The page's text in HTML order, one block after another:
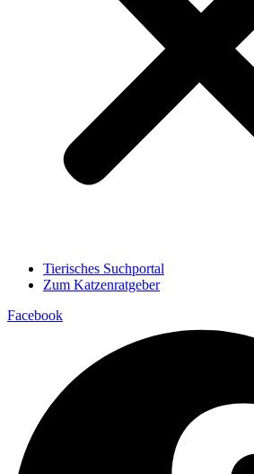
Tierisches Suchportal
Zum Katzenratgeber
Facebook